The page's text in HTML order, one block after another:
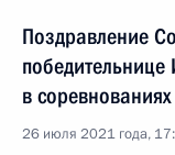
Поздравление
в
26 июля 2021 года,